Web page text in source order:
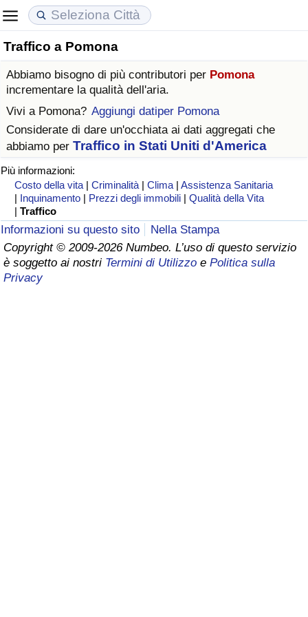
Traffico a Pomona
Abbiamo bisogno di più contributori per Pomona
incrementare la qualità dell'aria.
Vivi a Pomona? Aggiungi datiper Pomona
Considerate di dare un'occhiata ai dati aggregati che
abbiamo per Traffico in Stati Uniti d'America
Più informazioni:
Costo della vita |Criminalità |Clima |Assistenza Sanitaria
| Inquinamento | Prezzi degli immobili |Qualità della Vita
|Traffico
Informazioni su questo sito
Nella Stampa
Copyright © 2009-2026 Numbeo. L’uso di questo servizio
è soggetto ai nostri Termini di Utilizzo e Politica sulla
Privacy
Costo della vita
Indice Del Costo Della Vita (corrente)
Indice Del Costo Della Vita
Indice del Costo della Vita per Nazione
ad Aqaba
Prezzi degli immobili
Indice del Prezzo delle Case (Corrente)
Indice del Prezzo delle Case
Indice del Prezzo delle Case per Nazione
Qualità della Vita
Indice della Qualità della Vita
Indice della Qualità della Vita (Corrente)
Indice della qualità della vita per Paese
Criminalità
Indice del Tasso di Criminalità (Corrente)
Indice della Criminalità